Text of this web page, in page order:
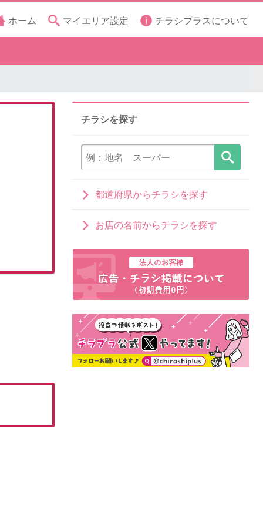
ホーム マイエリア設定 チラシプラスについて
チラシを探す
都道府県からチラシを探す
お店の名前からチラシを探す